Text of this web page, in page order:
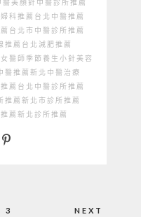
醫美顏針 中醫診所推薦
科推薦 台北中醫推薦
台北市中醫診所推薦
推薦 台北減肥推薦
女醫師 季節養生 小針美容
醫推薦 新北中醫治療
薦台北中醫診所推薦
推薦 新北市診所推薦
薦 新北診所推薦
3 NEXT